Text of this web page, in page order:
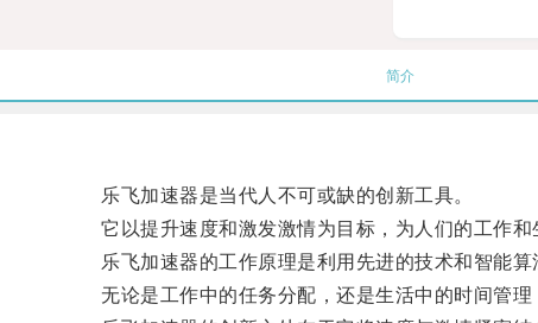
简介
乐飞加速器是当代人不可或缺的创新工具。
它以提升速度和激发激情为目标，为人们的工作和
乐飞加速器的工作原理是利用先进的技术和智能算
无论是工作中的任务分配，还是生活中的时间管理